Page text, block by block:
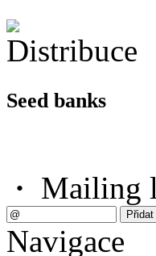
Seed banks
· Mailing
Navigace